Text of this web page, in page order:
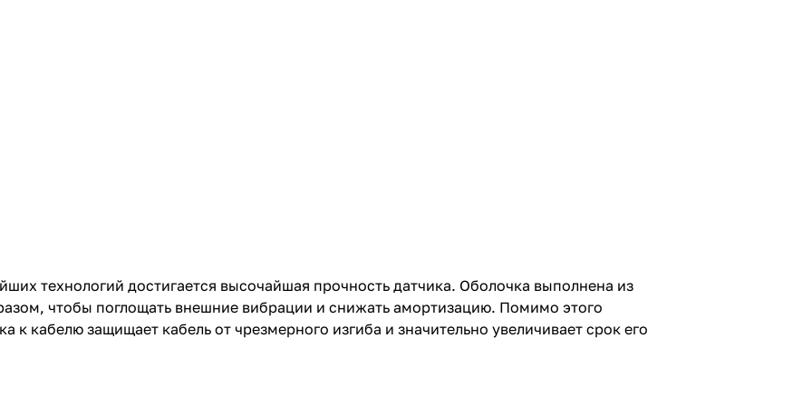
технологий достигается высочайшая прочность датчика. Оболочка выполнена из
чтобы поглощать внешние вибрации и снижать амортизацию. Помимо этого
к кабелю защищает кабель от чрезмерного изгиба и значительно увеличивает срок его